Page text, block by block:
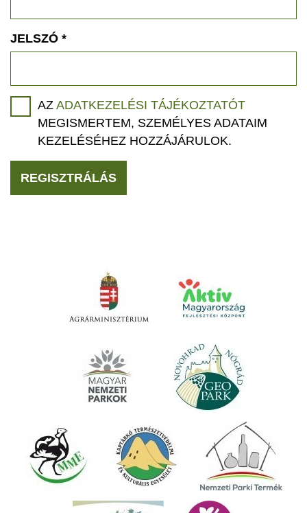
JELSZÓ *
AZ ADATKEZELÉSI TÁJÉKOZTATÓT
MEGISMERTEM, SZEMÉLYES ADATAIM
KEZELÉSÉHEZ HOZZÁJÁRULOK.
REGISZTRÁLÁS